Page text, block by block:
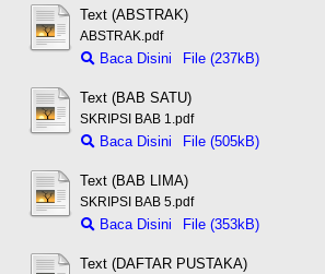
Text (ABSTRAK)
ABSTRAK.pdf
Baca Disini File (237kB)
Text (BAB SATU)
SKRIPSI BAB 1.pdf
Baca Disini File (505kB)
Text (BAB LIMA)
SKRIPSI BAB 5.pdf
Baca Disini File (353kB)
Text (DAFTAR PUSTAKA)